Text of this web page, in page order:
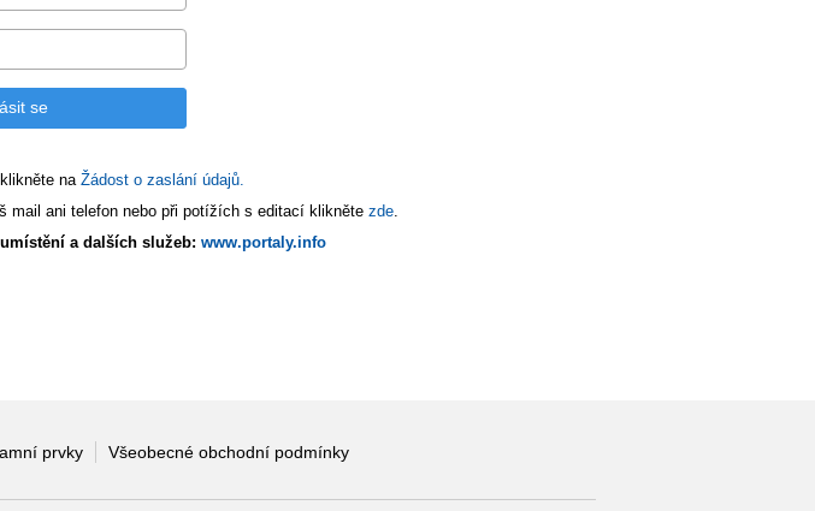
na Žádost o zaslání údajů.
mail ani telefon nebo při potížích s editací klikněte zde
a dalších služeb: www.portaly.info
prvky Všeobecné obchodní podmínky